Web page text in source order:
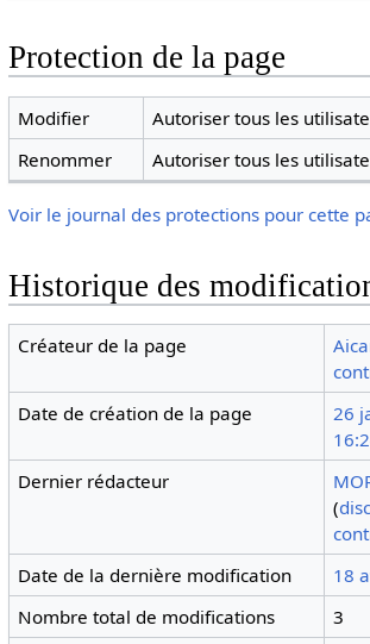
Protection de la page
Modifier
Autoriser tous les
Renommer
Autoriser tous les
Voir le journal des protections pour cette
Historique des
Créateur de la page
Date de création de la page
26
Dernier rédacteur
(
Date de la dernière modification
18
Nombre total de modifications
3